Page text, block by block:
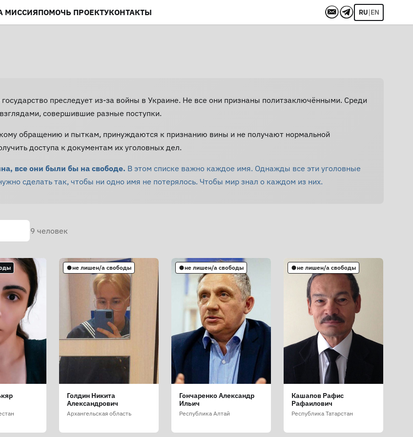
МИССИЯПОМОЧЬ ПРОЕКТУКОНТАКТЫ RU|EN
преследует из-за войны в Украине. Не все они признаны политзаключёнными. Среди
совершившие разные поступки.
обращению и пыткам, принуждаются к признанию вины и не получают нормальной
доступа к документам их уголовных дел.
все они были бы на свободе. В этом списке важно каждое имя. Однажды все эти уголовные
сделать так, чтобы ни одно имя не потерялось. Чтобы мир знал о каждом из них.
9 человек
не лишен/а свободы
Голдин Никита
Александрович
Архангельская область
не лишен/а свободы
Гончаренко Александр
Ильич
Республика Алтай
не лишен/а свободы
Кашапов Рафис
Рафаилович
Республика Татарстан